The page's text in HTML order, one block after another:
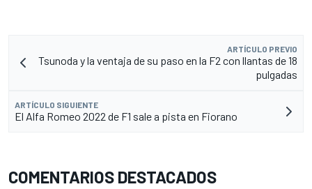
ARTÍCULO PREVIO
Tsunoda y la ventaja de su paso en la F2 con llantas de 18
pulgadas
ARTÍCULO SIGUIENTE
El Alfa Romeo 2022 de F1 sale a pista en Fiorano
COMENTARIOS DESTACADOS